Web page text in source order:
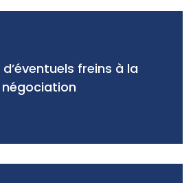
d’éventuels freins à la
négociation